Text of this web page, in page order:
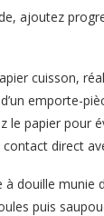
ajoutez
cuisson,
emporte-
le papier pour
direct
à douille munie
puis